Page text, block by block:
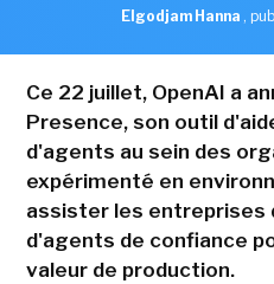
Elgodjam Hanna ,
Ce 22 juillet, OpenAI a
Presence, son outil
d'agents au sein des
expérimenté en
assister les entreprises
d'agents de confiance
valeur de production.